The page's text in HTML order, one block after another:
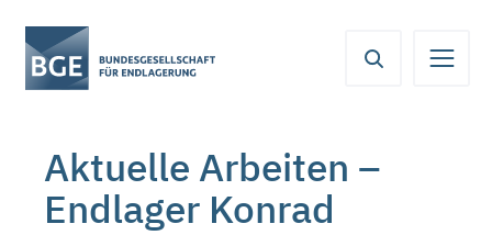
aus
folgenden
Inhaltsbereich
Navigation
Metamenü
Servicemenü
Aktuelle Arbeiten –
Endlager Konrad